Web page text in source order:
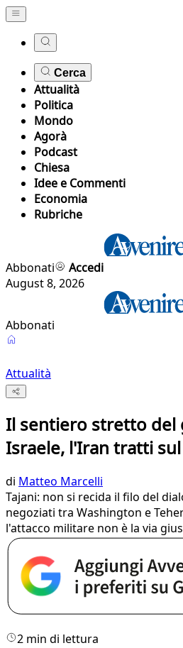
Cerca
Attualità
Politica
Mondo
Agorà
Podcast
Chiesa
Idee e Commenti
Economia
Rubriche
Abbonati
Accedi
August 8, 2026
Abbonati
Attualità
Il sentiero stretto del
Israele, l'Iran tratti
di Matteo Marcelli
Tajani: non si recida il filo del
negoziati tra Washington e
l'attacco militare non è la via
2 min di lettura